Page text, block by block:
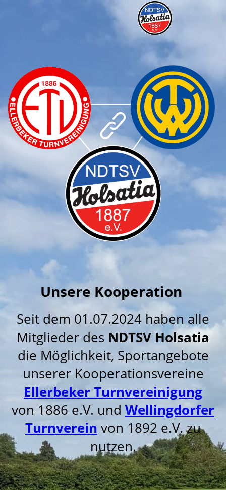
Infos
NDTSV Holsatia
Unsere Kooperation
Seit dem 01.07.2024 haben alle
Mitglieder des NDTSV Holsatia
die Möglichkeit, Sportangebote
unserer Kooperationsvereine
Ellerbeker Turnvereinigung
von 1886 e.V. und Wellingdorfer
Turnverein von 1892 e.V. zu
nutzen.